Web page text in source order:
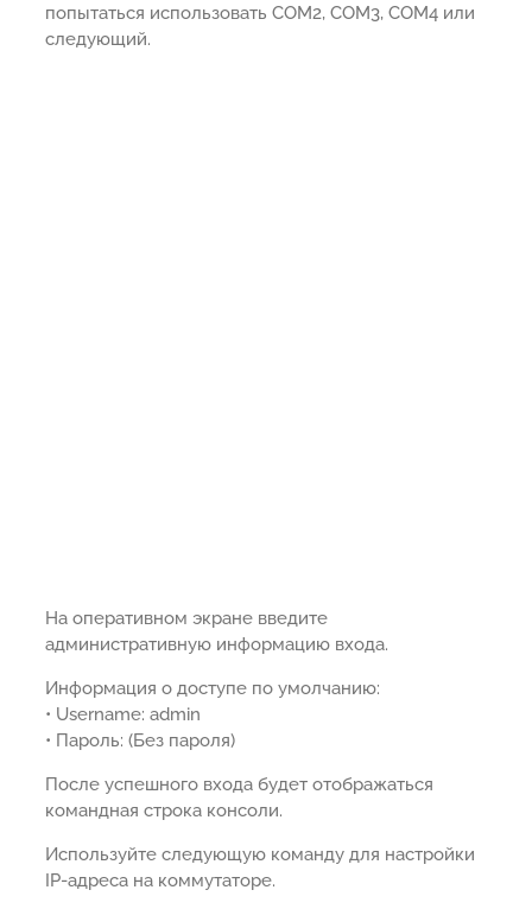
попытаться использовать COM2, COM3, COM4 или
следующий.
На оперативном экране введите
административную информацию входа.
Информация о доступе по умолчанию:
• Username: admin
• Пароль: (Без пароля)
После успешного входа будет отображаться
командная строка консоли.
Используйте следующую команду для настройки
IP-адреса на коммутаторе.